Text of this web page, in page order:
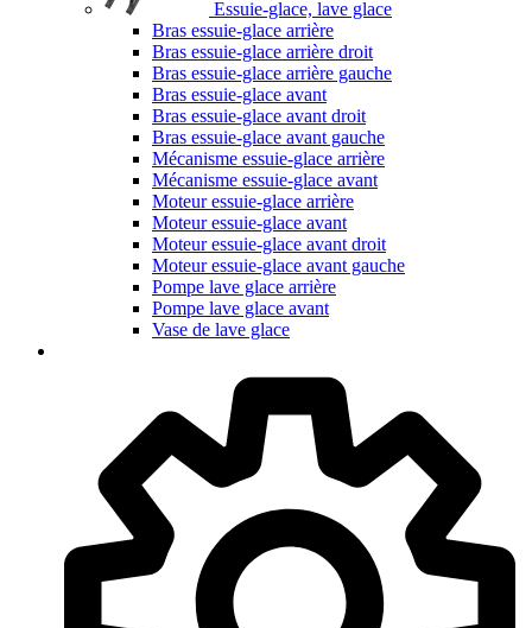
Essuie-glace, lave glace
Bras essuie-glace arrière
Bras essuie-glace arrière droit
Bras essuie-glace arrière gauche
Bras essuie-glace avant
Bras essuie-glace avant droit
Bras essuie-glace avant gauche
Mécanisme essuie-glace arrière
Mécanisme essuie-glace avant
Moteur essuie-glace arrière
Moteur essuie-glace avant
Moteur essuie-glace avant droit
Moteur essuie-glace avant gauche
Pompe lave glace arrière
Pompe lave glace avant
Vase de lave glace